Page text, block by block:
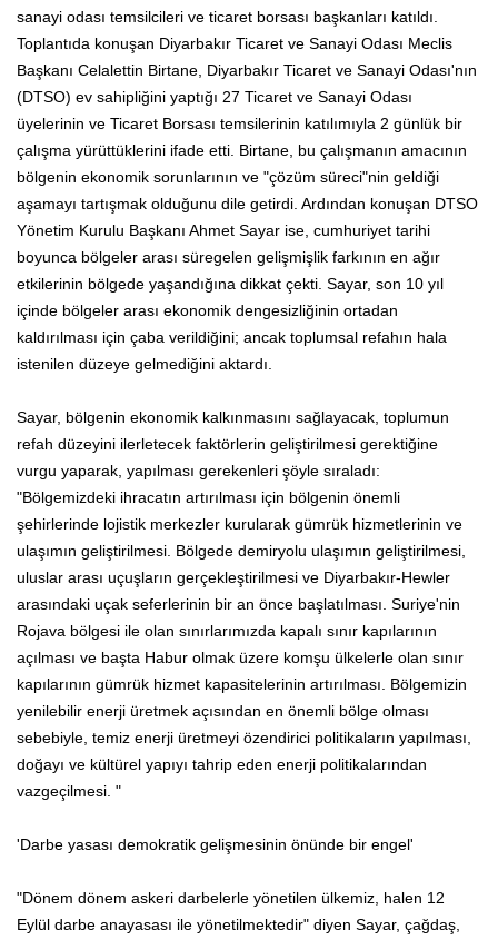
sanayi odası temsilcileri ve ticaret borsası başkanları katıldı.
Toplantıda konuşan Diyarbakır Ticaret ve Sanayi Odası Meclis
Başkanı Celalettin Birtane, Diyarbakır Ticaret ve Sanayi Odası'nın
(DTSO) ev sahipliğini yaptığı 27 Ticaret ve Sanayi Odası
üyelerinin ve Ticaret Borsası temsilerinin katılımıyla 2 günlük bir
çalışma yürüttüklerini ifade etti. Birtane, bu çalışmanın amacının
bölgenin ekonomik sorunlarının ve "çözüm süreci"nin geldiği
aşamayı tartışmak olduğunu dile getirdi. Ardından konuşan DTSO
Yönetim Kurulu Başkanı Ahmet Sayar ise, cumhuriyet tarihi
boyunca bölgeler arası süregelen gelişmişlik farkının en ağır
etkilerinin bölgede yaşandığına dikkat çekti. Sayar, son 10 yıl
içinde bölgeler arası ekonomik dengesizliğinin ortadan
kaldırılması için çaba verildiğini; ancak toplumsal refahın hala
istenilen düzeye gelmediğini aktardı.
Sayar, bölgenin ekonomik kalkınmasını sağlayacak, toplumun
refah düzeyini ilerletecek faktörlerin geliştirilmesi gerektiğine
vurgu yaparak, yapılması gerekenleri şöyle sıraladı:
"Bölgemizdeki ihracatın artırılması için bölgenin önemli
şehirlerinde lojistik merkezler kurularak gümrük hizmetlerinin ve
ulaşımın geliştirilmesi. Bölgede demiryolu ulaşımın geliştirilmesi,
uluslar arası uçuşların gerçekleştirilmesi ve Diyarbakır-Hewler
arasındaki uçak seferlerinin bir an önce başlatılması. Suriye'nin
Rojava bölgesi ile olan sınırlarımızda kapalı sınır kapılarının
açılması ve başta Habur olmak üzere komşu ülkelerle olan sınır
kapılarının gümrük hizmet kapasitelerinin artırılması. Bölgemizin
yenilebilir enerji üretmek açısından en önemli bölge olması
sebebiyle, temiz enerji üretmeyi özendirici politikaların yapılması,
doğayı ve kültürel yapıyı tahrip eden enerji politikalarından
vazgeçilmesi. "
'Darbe yasası demokratik gelişmesinin önünde bir engel'
"Dönem dönem askeri darbelerle yönetilen ülkemiz, halen 12
Eylül darbe anayasası ile yönetilmektedir" diyen Sayar, çağdaş,